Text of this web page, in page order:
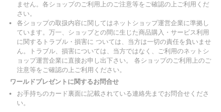
ません。各ショップのご利用上のご注意等をご確認の上ご利用くだ
さい。
各ショップの取扱内容に関してはネットショップ運営企業に準拠し
ています。万一、ショップとの間に生じた商品購入・サービス利用
に関するトラブル・損害に ついては、当方は一切の責任を負いませ
ん。トラブル、損害については、当方ではなく、ご利用のネットシ
ョップ運営企業に直接お申し出下さい。 各ショップのご利用上のご
注意等をご確認の上ご利用ください。
ワールドプレゼントに関するお問合せ
お手持ちのカード裏面に記載されている連絡先までお問合せくださ
い。